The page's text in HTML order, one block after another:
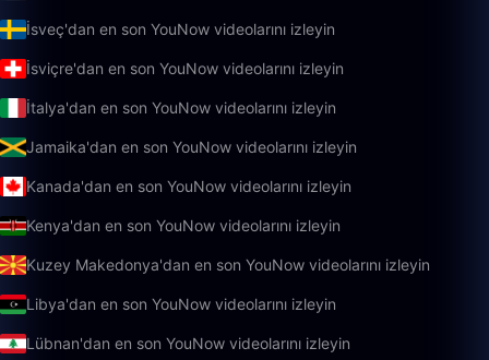
İsveç'dan en son YouNow videolarını izleyin
İsviçre'dan en son YouNow videolarını izleyin
İtalya'dan en son YouNow videolarını izleyin
Jamaika'dan en son YouNow videolarını izleyin
Kanada'dan en son YouNow videolarını izleyin
Kenya'dan en son YouNow videolarını izleyin
Kuzey Makedonya'dan en son YouNow videolarını izleyin
Libya'dan en son YouNow videolarını izleyin
Lübnan'dan en son YouNow videolarını izleyin